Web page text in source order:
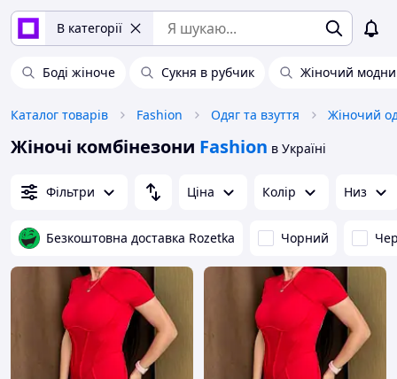
В категорії
Боді жіноче Сукня в рубчик Жіночий
Каталог товарів Fashion Одяг та взуття Жіночий
Жіночі комбінезони Fashion в Україні
Фільтри Ціна Колір Низ
Безкоштовна доставка Rozetka Чорний